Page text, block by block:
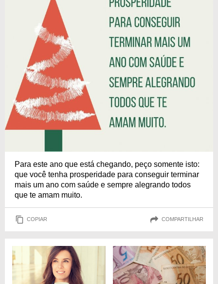
Para este ano que está chegando, peço somente isto:
que você tenha prosperidade para conseguir terminar
mais um ano com saúde e sempre alegrando todos
que te amam muito.
COPIAR COMPARTILHAR